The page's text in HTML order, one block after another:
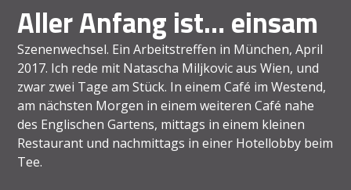
Aller Anfang ist… einsam
Szenenwechsel. Ein Arbeitstreffen in München, April
2017. Ich rede mit Natascha Miljkovic aus Wien, und
zwar zwei Tage am Stück. In einem Café im Westend,
am nächsten Morgen in einem weiteren Café nahe
des Englischen Gartens, mittags in einem kleinen
Restaurant und nachmittags in einer Hotellobby beim
Tee.